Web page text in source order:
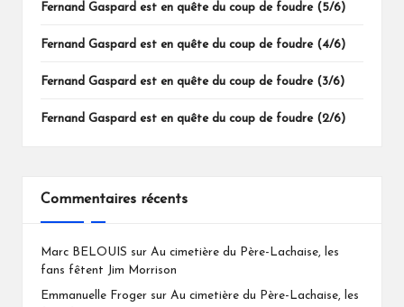
Fernand Gaspard est en quête du coup de foudre (5/6)
Fernand Gaspard est en quête du coup de foudre (4/6)
Fernand Gaspard est en quête du coup de foudre (3/6)
Fernand Gaspard est en quête du coup de foudre (2/6)
Commentaires récents
Marc BELOUIS sur Au cimetière du Père-Lachaise, les
fans fêtent Jim Morrison
Emmanuelle Froger sur Au cimetière du Père-Lachaise, les